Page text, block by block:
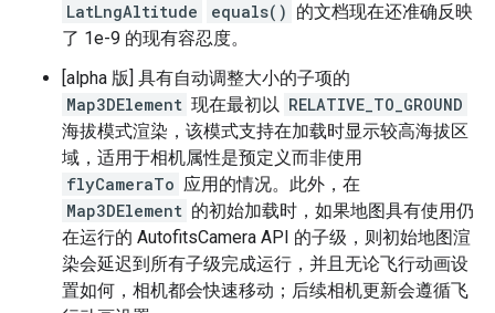
LatLngAltitude
equals() 的文档现在还准确反映
了 1e-9 的现有容忍度。
[alpha 版] 具有自动调整大小的子项的
Map3DElement 现在最初以 RELATIVE_TO_GROUND
海拔模式渲染，该模式支持在加载时显示较高海拔区
域，适用于相机属性是预定义而非使用
flyCameraTo 应用的情况。此外，在
Map3DElement 的初始加载时，如果地图具有使用仍
在运行的 AutofitsCamera API 的子级，则初始地图渲
染会延迟到所有子级完成运行，并且无论飞行动画设
置如何，相机都会快速移动；后续相机更新会遵循飞